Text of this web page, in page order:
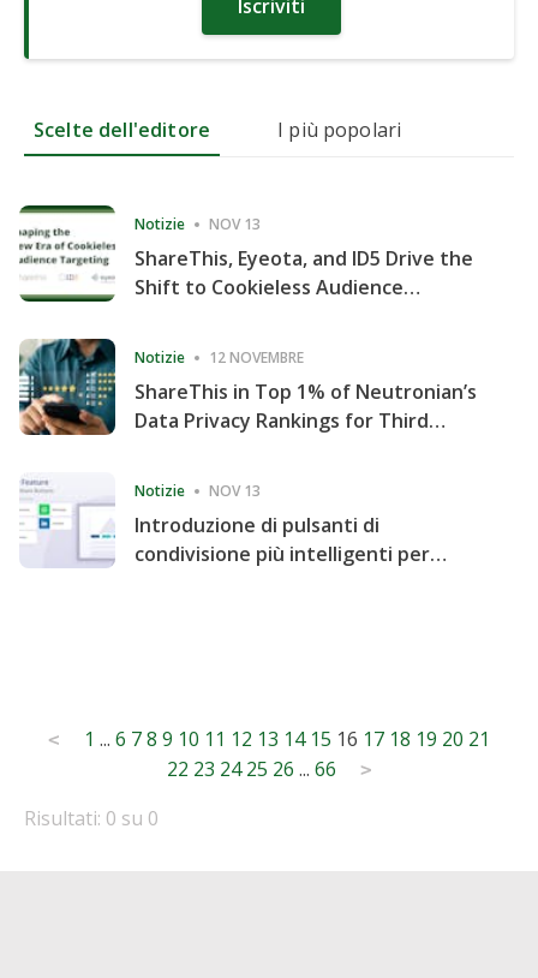
Iscriviti
Scelte dell'editore I più popolari
Notizie NOV 13
ShareThis, Eyeota, and ID5 Drive the
Shift to Cookieless Audience
Notizie 12 NOVEMBRE
ShareThis in Top 1% of Neutronian’s
Data Privacy Rankings for Third
Notizie NOV 13
Introduzione di pulsanti di
condivisione più intelligenti per
Posts
pagination
< 1 ... 6 78 9 10 11 12 13 14 15 16 17 18 19 20 21
22 23 24 25 26 ... 66 >
Risultati: 0 su 0